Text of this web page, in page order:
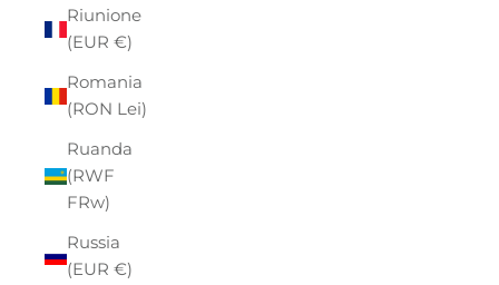
Riunione
(EUR €)
Romania
(RON Lei)
Ruanda
(RWF
FRw)
Russia
(EUR €)